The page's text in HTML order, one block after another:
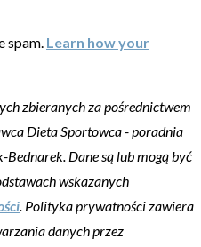
spam. Learn how your
zbieranych za pośrednictwem
Dieta Sportowca - poradnia
Dane są lub mogą być
wskazanych
. Polityka prywatności zawiera
danych przez